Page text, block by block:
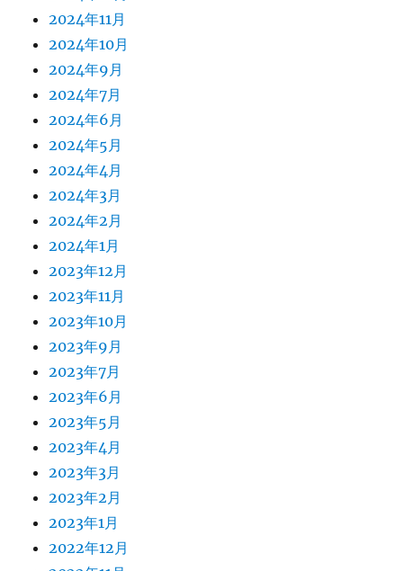
2024年11月
2024年10月
2024年9月
2024年7月
2024年6月
2024年5月
2024年4月
2024年3月
2024年2月
2024年1月
2023年12月
2023年11月
2023年10月
2023年9月
2023年7月
2023年6月
2023年5月
2023年4月
2023年3月
2023年2月
2023年1月
2022年12月